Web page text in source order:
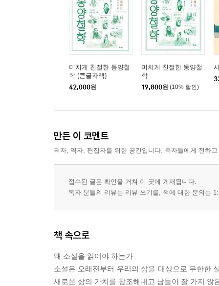
가장 높이 나는 새가 가장 멀리 본다
『갈매기의 꿈』 리처드 바크
『사기』'이사열전' 사마천
『싯다르타』 헤르만 헤세
3. 소설, 삶의 방식을 배우다
운명은 오직 의식이 깨어 있는 순간에만 비극적이다
인생이란 '잘' 기다리는 법을 배우는 것
『밤으로의 긴 여로』 유진 오닐
모든 것을 걸 만한 위험이 없는 삶이란 아무 가치가
『생의 한가운데』 루이제 린저
미치게 친절한 동양철
학 (큰글자책)
42,000원
미치게 친절한 동양철
학
19,800원 (10% 할인)
만든 이 코멘트
저자, 역자, 편집자를 위한 공간입니다. 독자들에게 전하
접수된 글은 확인을 거쳐 이 곳에 게재됩니다.
독자 분들의 리뷰는 리뷰 쓰기를, 책에 대한 문의는
책 속으로
왜 소설을 읽어야 하는가
소설은 오래전부터 우리의 삶을 대상으로 무한한
새로운 삶의 가치를 창조해내고 남들이 잘 가지